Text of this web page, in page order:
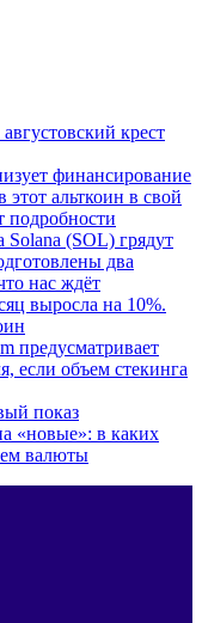
крест
финансирование
этот альткоин в свой
подробности
Solana (SOL) грядут
два
нас ждёт
выросла на 10%.
предусматривает
если объем стекинга
показ
«новые»: в каких
валюты